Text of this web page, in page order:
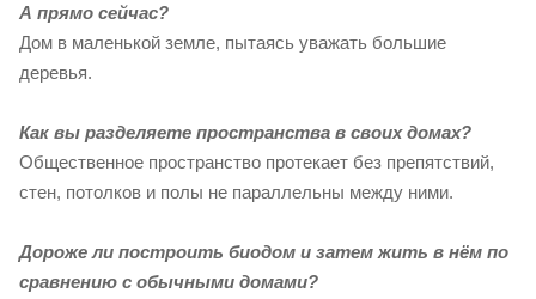
А прямо сейчас?
Дом в маленькой земле, пытаясь уважать большие
деревья.
Как вы разделяете пространства в своих домах?
Общественное пространство протекает без препятствий,
стен, потолков и полы не параллельны между ними.
Дороже ли построить биодом и затем жить в нём по
сравнению с обычными домами?